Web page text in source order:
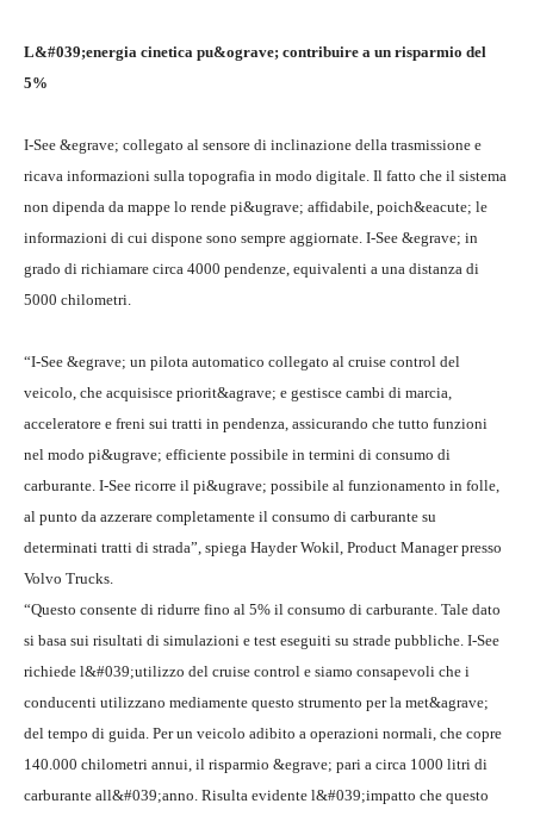
L&#039;energia cinetica pu&ograve; contribuire a un risparmio del
5%
I-See &egrave; collegato al sensore di inclinazione della trasmissione e
ricava informazioni sulla topografia in modo digitale. Il fatto che il sistema
non dipenda da mappe lo rende pi&ugrave; affidabile, poich&eacute; le
informazioni di cui dispone sono sempre aggiornate. I-See &egrave; in
grado di richiamare circa 4000 pendenze, equivalenti a una distanza di
5000 chilometri.
“I-See &egrave; un pilota automatico collegato al cruise control del
veicolo, che acquisisce priorit&agrave; e gestisce cambi di marcia,
acceleratore e freni sui tratti in pendenza, assicurando che tutto funzioni
nel modo pi&ugrave; efficiente possibile in termini di consumo di
carburante. I-See ricorre il pi&ugrave; possibile al funzionamento in folle,
al punto da azzerare completamente il consumo di carburante su
determinati tratti di strada”, spiega Hayder Wokil, Product Manager presso
Volvo Trucks.
“Questo consente di ridurre fino al 5% il consumo di carburante. Tale dato
si basa sui risultati di simulazioni e test eseguiti su strade pubbliche. I-See
richiede l&#039;utilizzo del cruise control e siamo consapevoli che i
conducenti utilizzano mediamente questo strumento per la met&agrave;
del tempo di guida. Per un veicolo adibito a operazioni normali, che copre
140.000 chilometri annui, il risparmio &egrave; pari a circa 1000 litri di
carburante all&#039;anno. Risulta evidente l&#039;impatto che questo